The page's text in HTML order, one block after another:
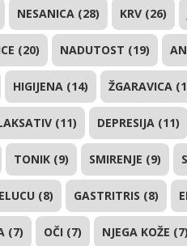
NESANICA (28) KRV (26)
(20) NADUTOST (19)
HIGIJENA (14) ŽGARAVICA
(11) DEPRESIJA (11)
TONIK (9) SMIRENJE (9)
(8) GASTRITRIS (8)
(7) OČI (7) NJEGA KOŽE (7)